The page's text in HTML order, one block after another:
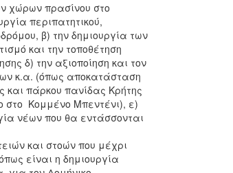
χώρων πρασίνου στο
περιπατητικού,
β) την δημιουργία των
και την τοποθέτηση
δ) την αξιοποίηση και τον
κ.α. (όπως αποκατάσταση
και πάρκου πανίδας Κρήτης
στο Κομμένο Μπεντένι), ε)
νέων που θα εντάσσονται
και στοών που μέχρι
είναι η δημιουργία